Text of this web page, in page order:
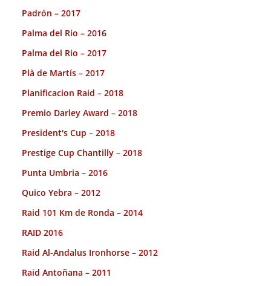
Padrón – 2017
Palma del Rio – 2016
Palma del Rio – 2017
Plà de Martís – 2017
Planificacion Raid – 2018
Premio Darley Award – 2018
President's Cup – 2018
Prestige Cup Chantilly – 2018
Punta Umbria – 2016
Quico Yebra – 2012
Raid 101 Km de Ronda – 2014
RAID 2016
Raid Al-Andalus Ironhorse – 2012
Raid Antoñana – 2011